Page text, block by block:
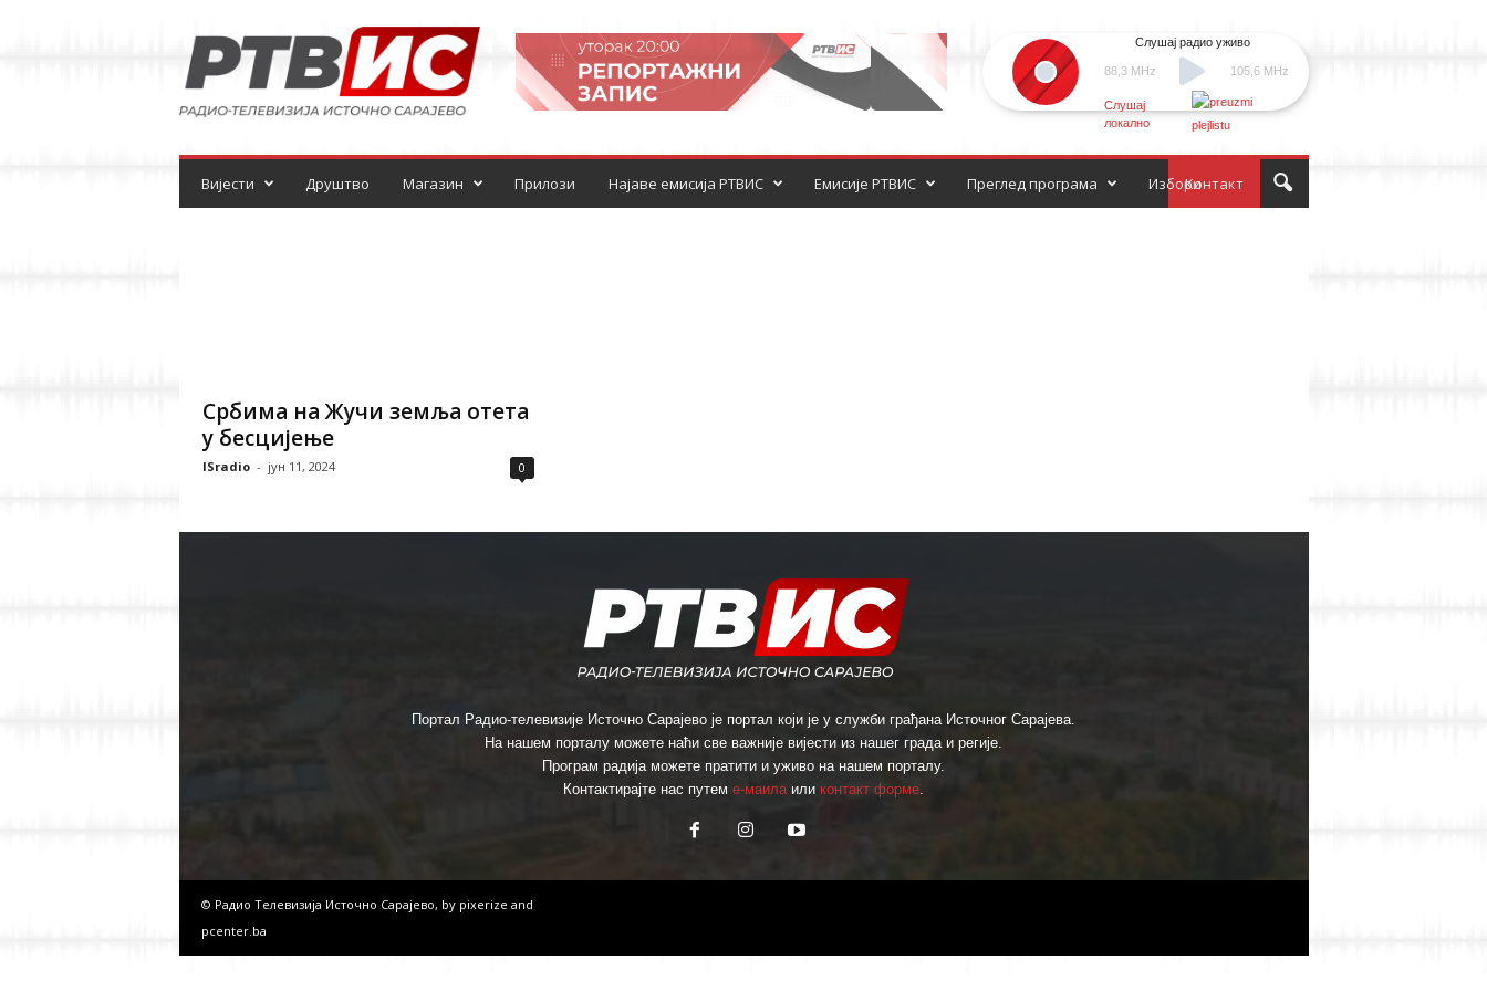
и
о
т
л
88,3 MHz
Слушај радио уживо
105,6 MHz
Слушај
локално
Вијести Друштво Магазин Прилози Најаве емисија РТВИС Емисије РТВИС Контакт
Преглед програма Избори
Србима на Жучи земља отета
у бесцијење
ISradio - јун 11, 2024 0
Портал Радио-телевизије Источно Сарајево је портал који је у служби грађана Источног Сарајева.
На нашем порталу можете наћи све важније вијести из нашег града и регије.
Програм радија можете пратити и уживо на нашем порталу.
Контактирајте нас путем е-маилаили контакт форме.
© Радио Телевизија Источно Сарајево, by pixerize and
pcenter.ba